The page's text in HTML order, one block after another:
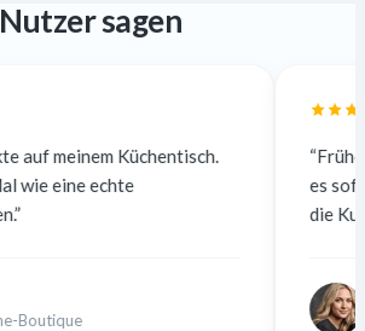
sagen
“Früher habe ich für 5 $
es sofort und kostenlos.
die Kunden merken keinen
Freiberufliche